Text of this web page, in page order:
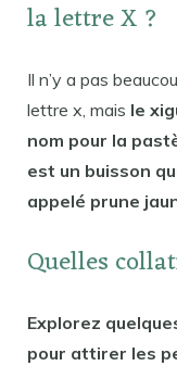
la lettre X ?
Il n’y a pas
lettre x, mais le
nom pour la
est un buisson
appelé prune
Quelles
Explorez
pour attirer les